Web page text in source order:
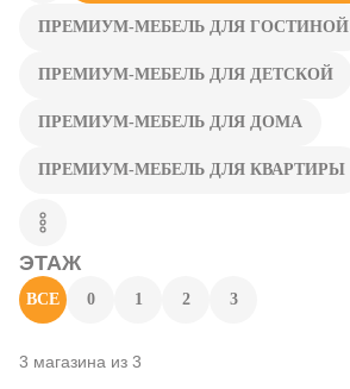
ПРЕМИУМ-МЕБЕЛЬ ДЛЯ ГОСТИНОЙ
ПРЕМИУМ-МЕБЕЛЬ ДЛЯ ДЕТСКОЙ
ПРЕМИУМ-МЕБЕЛЬ ДЛЯ ДОМА
ПРЕМИУМ-МЕБЕЛЬ ДЛЯ КВАРТИРЫ
ЭТАЖ
ВСЕ 0 1 2 3
3 магазина из 3